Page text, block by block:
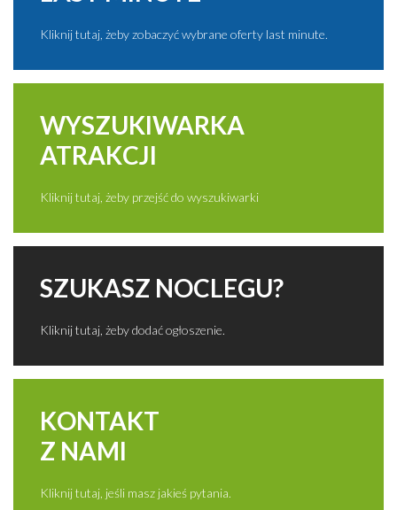
Kliknij tutaj, żeby zobaczyć wybrane oferty last minute.
WYSZUKIWARKA
ATRAKCJI
Kliknij tutaj, żeby przejść do wyszukiwarki
SZUKASZ NOCLEGU?
Kliknij tutaj, żeby dodać ogłoszenie.
KONTAKT
Z NAMI
Kliknij tutaj, jeśli masz jakieś pytania.